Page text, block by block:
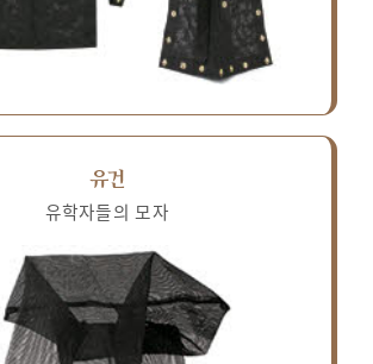
유건
유학자들의 모자